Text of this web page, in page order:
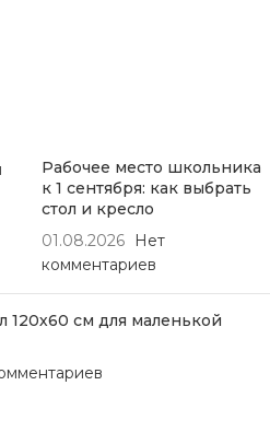
Рабочее место школьника
к 1 сентября: как выбрать
стол и кресло
01.08.2026
Нет
комментариев
120х60 см для маленькой